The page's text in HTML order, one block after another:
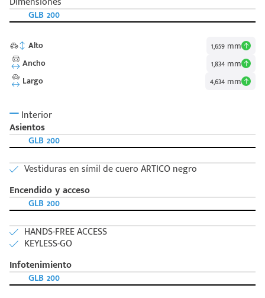
Escríbenos
+528121278366
Código
Postal
Ingresar
GLB 200
Alto
1,659 mm
Ancho
1,834 mm
Largo
4,634 mm
Interior
Asientos
GLB 200
Vestiduras en símil de cuero ARTICO negro
Encendido y acceso
GLB 200
HANDS-FREE ACCESS
KEYLESS-GO
Infotenimiento
GLB 200